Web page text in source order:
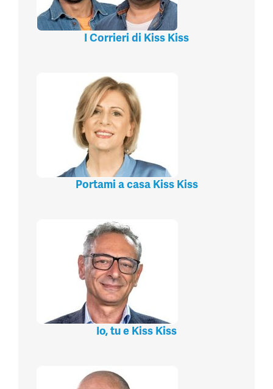
I Corrieri di Kiss Kiss
Portami a casa Kiss Kiss
Io, tu e Kiss Kiss